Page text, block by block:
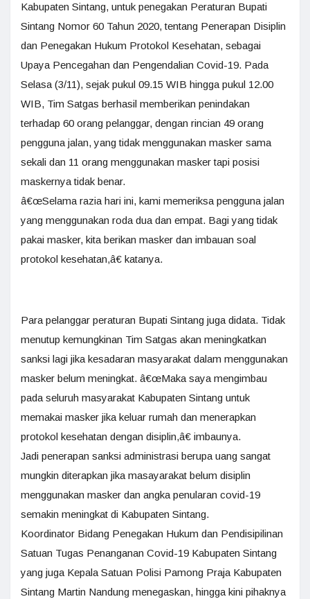
Kabupaten Sintang, untuk penegakan Peraturan Bupati
Sintang Nomor 60 Tahun 2020, tentang Penerapan Disiplin
dan Penegakan Hukum Protokol Kesehatan, sebagai
Upaya Pencegahan dan Pengendalian Covid-19. Pada
Selasa (3/11), sejak pukul 09.15 WIB hingga pukul 12.00
WIB, Tim Satgas berhasil memberikan penindakan
terhadap 60 orang pelanggar, dengan rincian 49 orang
pengguna jalan, yang tidak menggunakan masker sama
sekali dan 11 orang menggunakan masker tapi posisi
maskernya tidak benar.
â€œSelama razia hari ini, kami memeriksa pengguna jalan
yang menggunakan roda dua dan empat. Bagi yang tidak
pakai masker, kita berikan masker dan imbauan soal
protokol kesehatan,â€ katanya.
Para pelanggar peraturan Bupati Sintang juga didata. Tidak
menutup kemungkinan Tim Satgas akan meningkatkan
sanksi lagi jika kesadaran masyarakat dalam menggunakan
masker belum meningkat. â€œMaka saya mengimbau
pada seluruh masyarakat Kabupaten Sintang untuk
memakai masker jika keluar rumah dan menerapkan
protokol kesehatan dengan disiplin,â€ imbaunya.
Jadi penerapan sanksi administrasi berupa uang sangat
mungkin diterapkan jika masayarakat belum disiplin
menggunakan masker dan angka penularan covid-19
semakin meningkat di Kabupaten Sintang.
Koordinator Bidang Penegakan Hukum dan Pendisipilinan
Satuan Tugas Penanganan Covid-19 Kabupaten Sintang
yang juga Kepala Satuan Polisi Pamong Praja Kabupaten
Sintang Martin Nandung menegaskan, hingga kini pihaknya